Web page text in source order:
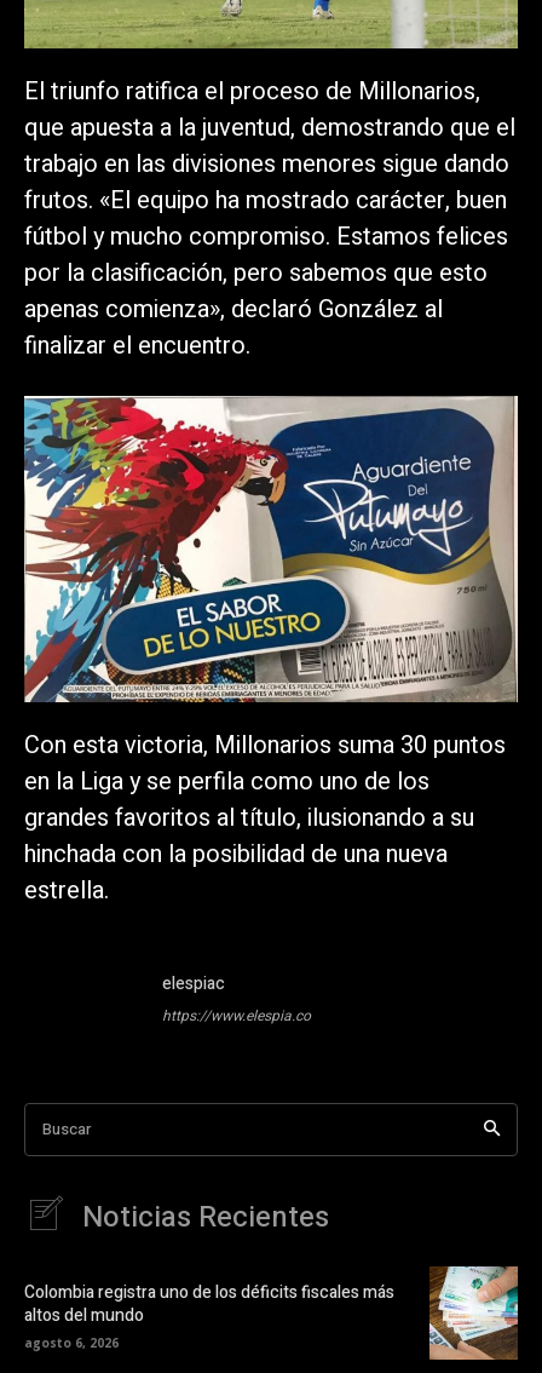
El triunfo ratifica el proceso de Millonarios,
que apuesta a la juventud, demostrando que el
trabajo en las divisiones menores sigue dando
frutos. «El equipo ha mostrado carácter, buen
fútbol y mucho compromiso. Estamos felices
por la clasificación, pero sabemos que esto
apenas comienza», declaró González al
finalizar el encuentro.
Con esta victoria, Millonarios suma 30 puntos
en la Liga y se perfila como uno de los
grandes favoritos al título, ilusionando a su
hinchada con la posibilidad de una nueva
estrella.
elespiac
https://www.elespia.co
Buscar
Noticias Recientes
Colombia registra uno de los déficits fiscales más
altos del mundo
agosto 6, 2026